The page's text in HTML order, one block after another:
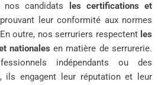
candidats
les certifications et
leur conformité aux normes
outre, nos serruriers respectent les
nationales en matière de serrurerie.
indépendants ou des
ils engagent leur réputation et leur